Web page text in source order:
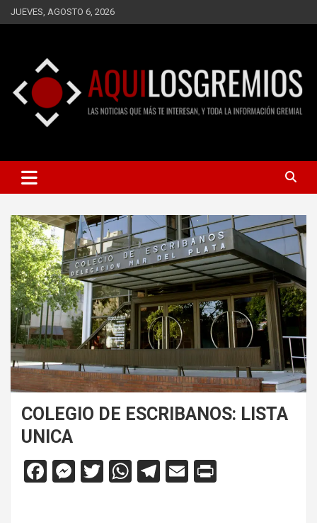
Saltar
al
JUEVES, AGOSTO 6, 2026
AQUÍ LOS GREMIOS
INFORMACIÓN GREMIAL
COLEGIO DE ESCRIBANOS: LISTA
UNICA
F
M T
W T
E